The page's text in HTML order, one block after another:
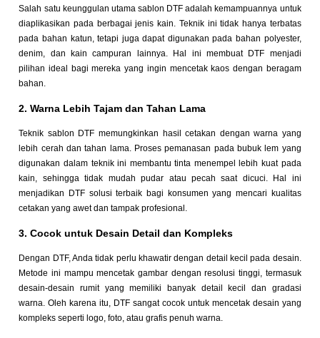
Salah satu keunggulan utama sablon DTF adalah kemampuannya untuk
diaplikasikan pada berbagai jenis kain. Teknik ini tidak hanya terbatas
pada bahan katun, tetapi juga dapat digunakan pada bahan polyester,
denim, dan kain campuran lainnya. Hal ini membuat DTF menjadi
pilihan ideal bagi mereka yang ingin mencetak kaos dengan beragam
bahan.
2. Warna Lebih Tajam dan Tahan Lama
Teknik sablon DTF memungkinkan hasil cetakan dengan warna yang
lebih cerah dan tahan lama. Proses pemanasan pada bubuk lem yang
digunakan dalam teknik ini membantu tinta menempel lebih kuat pada
kain, sehingga tidak mudah pudar atau pecah saat dicuci. Hal ini
menjadikan DTF solusi terbaik bagi konsumen yang mencari kualitas
cetakan yang awet dan tampak profesional.
3. Cocok untuk Desain Detail dan Kompleks
Dengan DTF, Anda tidak perlu khawatir dengan detail kecil pada desain.
Metode ini mampu mencetak gambar dengan resolusi tinggi, termasuk
desain-desain rumit yang memiliki banyak detail kecil dan gradasi
warna. Oleh karena itu, DTF sangat cocok untuk mencetak desain yang
kompleks seperti logo, foto, atau grafis penuh warna.